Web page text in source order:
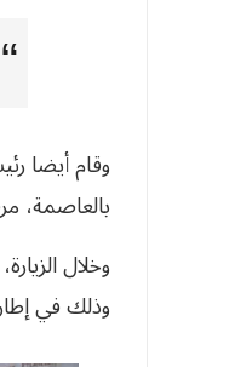
وقام أيضا
بالعاصمة،
وخلال
وذلك في